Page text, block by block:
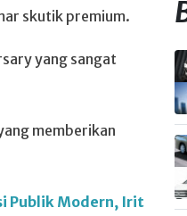
skutik premium.
yang sangat
memberikan
Publik Modern, Irit